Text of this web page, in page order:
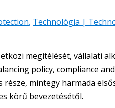
, Technológia |
megítélését, vállalati
policy, compliance
mintegy harmada
körű bevezetésétől.